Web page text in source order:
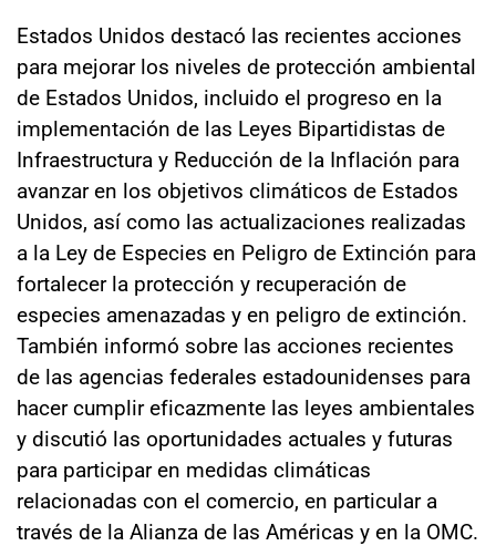
Estados Unidos destacó las recientes acciones
para mejorar los niveles de protección ambiental
de Estados Unidos, incluido el progreso en la
implementación de las Leyes Bipartidistas de
Infraestructura y Reducción de la Inflación para
avanzar en los objetivos climáticos de Estados
Unidos, así como las actualizaciones realizadas
a la Ley de Especies en Peligro de Extinción para
fortalecer la protección y recuperación de
especies amenazadas y en peligro de extinción.
También informó sobre las acciones recientes
de las agencias federales estadounidenses para
hacer cumplir eficazmente las leyes ambientales
y discutió las oportunidades actuales y futuras
para participar en medidas climáticas
relacionadas con el comercio, en particular a
través de la Alianza de las Américas y en la OMC.